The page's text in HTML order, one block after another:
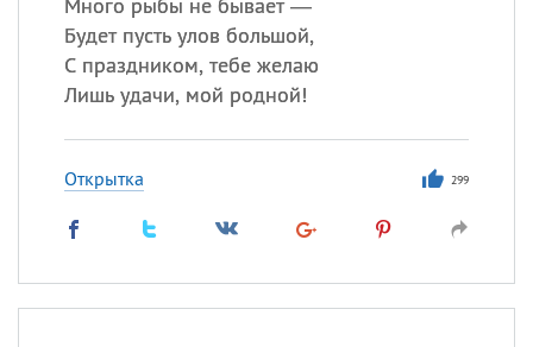
Будет пусть улов большой,
С праздником, тебе желаю
Лишь удачи, мой родной!
Открытка 299